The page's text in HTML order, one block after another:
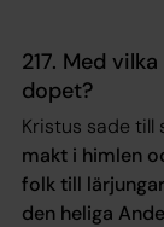
217. Med
dopet?
Kristus sade
makt i himlen
folk till
den heliga